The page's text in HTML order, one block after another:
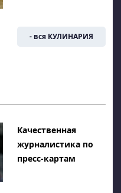
- вся КУЛИНАРИЯ
Качественная
журналистика по
пресс-картам